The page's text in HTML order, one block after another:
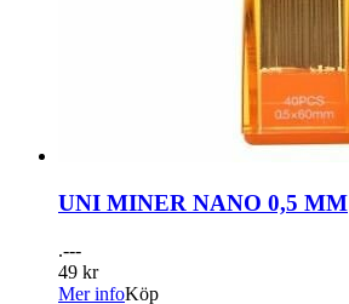
UNI MINER NANO 0,5 MM
.---
49 kr
Mer infoKöp